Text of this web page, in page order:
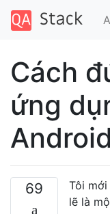
Cách
ứng
69
Tôi
lẽ là